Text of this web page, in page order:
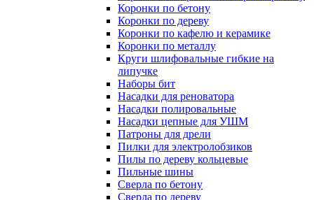
Коронки по бетону
Коронки по дереву
Коронки по кафелю и керамике
Коронки по металлу
Круги шлифовальные гибкие на
липучке
Наборы бит
Насадки для реноватора
Насадки полировальные
Насадки цепные для УШМ
Патроны для дрели
Пилки для электролобзиков
Пилы по дереву кольцевые
Пильные шины
Сверла по бетону
Сверла по дереву